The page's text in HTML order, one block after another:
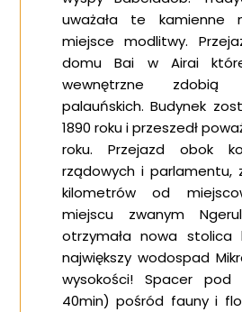
uważała te kamienne
miejsce modlitwy.
domu Bai w Airai
wewnętrzne zdobią
palauńskich. Budynek
1890 roku i przeszedł
roku. Przejazd obok
rządowych i parlamentu,
kilometrów od
miejscu zwanym
otrzymała nowa stolica
największy wodospad
wysokości! Spacer
40min) pośród fauny i